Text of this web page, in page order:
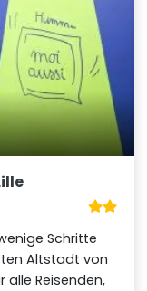
Schritte
Altstadt von
alle Reisenden,